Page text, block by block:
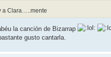
a Clara…..mente
la canción de Bizarrap
gusto cantarla.